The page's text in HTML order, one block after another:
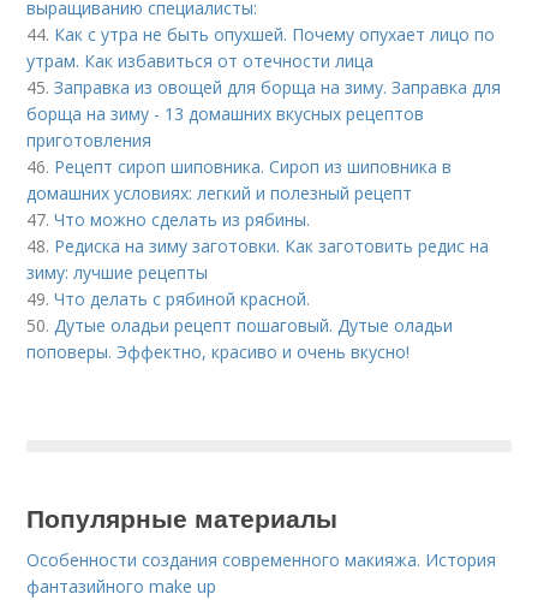
выращиванию специалисты:
44. Как с утра не быть опухшей. Почему опухает лицо по
утрам. Как избавиться от отечности лица
45.Заправка из овощей для борща на зиму. Заправка для
борща на зиму - 13 домашних вкусных рецептов
приготовления
46. Рецепт сироп шиповника. Сироп из шиповника в
домашних условиях: легкий и полезный рецепт
47.Что можно сделать из рябины.
48. Редиска на зиму заготовки. Как заготовить редис на
зиму: лучшие рецепты
49.Что делать с рябиной красной.
50.Дутые оладьи рецепт пошаговый. Дутые оладьи
поповеры. Эффектно, красиво и очень вкусно!
Популярные материалы
Особенности создания современного макияжа. История
фантазийного make up